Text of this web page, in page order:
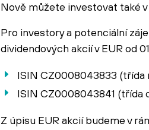
Nově můžete investovat také v
Pro investory a potenciální
dividendových akcií v EUR od
ISIN CZ0008043833 (třída
ISIN CZ0008043841 (třída
Z úpisu EUR akcií budeme v